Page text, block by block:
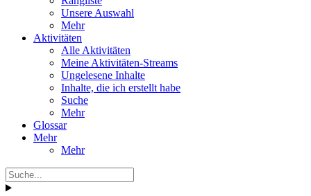
Unsere Auswahl
Mehr
Aktivitäten
Alle Aktivitäten
Meine Aktivitäten-Streams
Ungelesene Inhalte
Inhalte, die ich erstellt habe
Suche
Mehr
Glossar
Mehr
Mehr